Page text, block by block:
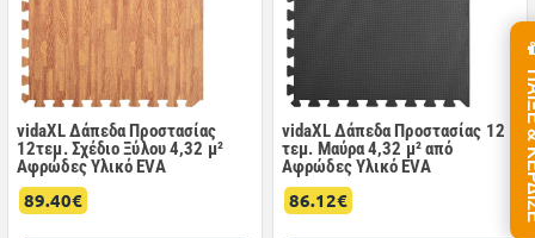
vidaXL Δάπεδα Προστασίας
12τεμ. Σχέδιο Ξύλου 4,32 μ²
Αφρώδες Υλικό EVA
89.40€
vidaXL Δάπεδα Προστασίας 12
τεμ. Μαύρα 4,32 μ² από
Αφρώδες Υλικό EVA
86.12€